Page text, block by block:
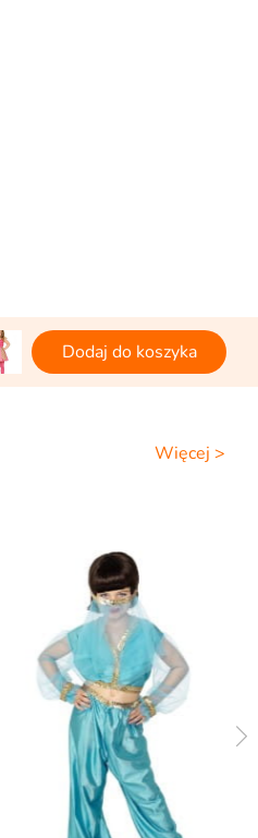
Dodaj do koszyka
Więcej >